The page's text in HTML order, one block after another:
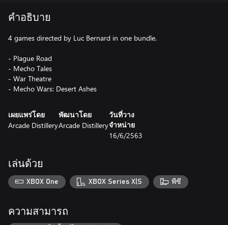
คำอธิบาย
4 games directed by Luc Bernard in one bundle.
- Plague Road
- Mecho Tales
- War Theatre
- Mecho Wars: Desert Ashes
เผยแพร่โดย
Arcade Distillery
พัฒนาโดย
Arcade Distillery
วันที่วาง
จำหน่าย
16/6/2563
เล่นด้วย
XBOX One XBOX Series X|S พีซี
ความสามารถ